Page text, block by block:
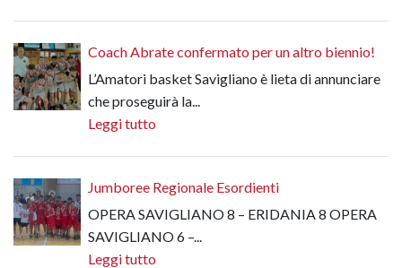
Coach Abrate confermato per un altro biennio!
L’Amatori basket Savigliano è lieta di annunciare
che proseguirà la...
Leggi tutto
Jumboree Regionale Esordienti
OPERA SAVIGLIANO 8 – ERIDANIA 8 OPERA
SAVIGLIANO 6 –...
Leggi tutto